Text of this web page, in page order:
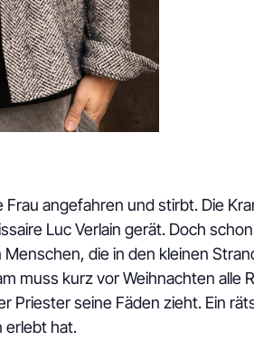
angefahren und stirbt. Die
Luc Verlain gerät. Doch
die in den kleinen
muss kurz vor Weihnachten alle
Priester seine Fäden zieht. Ein
erlebt hat.